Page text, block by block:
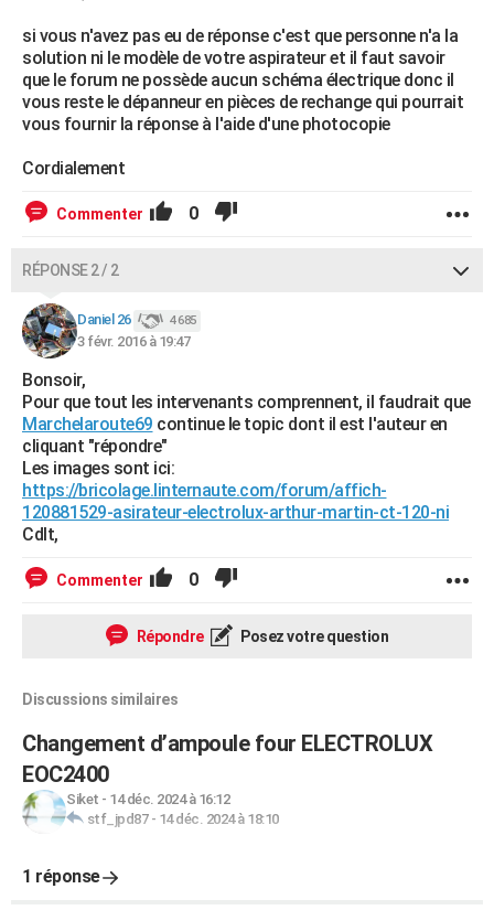
si vous n'avez pas eu de réponse c'est que personne n'a la
solution ni le modèle de votre aspirateur et il faut savoir
que le forum ne possède aucun schéma électrique donc il
vous reste le dépanneur en pièces de rechange qui pourrait
vous fournir la réponse à l'aide d'une photocopie
Cordialement
Commenter 0
RÉPONSE 2 / 2
Daniel 26 4 685
3 févr. 2016 à 19:47
Bonsoir,
Pour que tout les intervenants comprennent, il faudrait que
Marchelaroute69 continue le topic dont il est l'auteur en
cliquant "répondre"
Les images sont ici:
https://bricolage.linternaute.com/forum/affich-
120881529-asirateur-electrolux-arthur-martin-ct-120-ni
Cdlt,
Commenter 0
Répondre Posez votre question
Discussions similaires
Changement d’ampoule four ELECTROLUX
EOC2400
Siket - 14 déc. 2024 à 16:12
stf_jpd87- 14 déc. 2024 à 18:10
1 réponse